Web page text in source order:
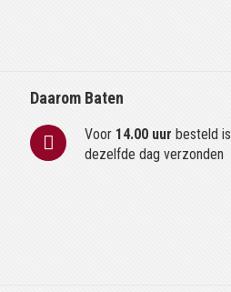
Daarom Baten
Voor 14.00 uur besteld is
dezelfde dag verzonden